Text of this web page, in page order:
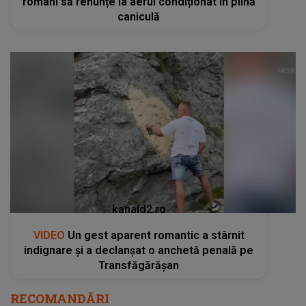
caniculă
kanald2.ro
VIDEO Un gest aparent romantic a stârnit
indignare și a declanșat o anchetă penală pe
Transfăgărășan
RECOMANDĂRI